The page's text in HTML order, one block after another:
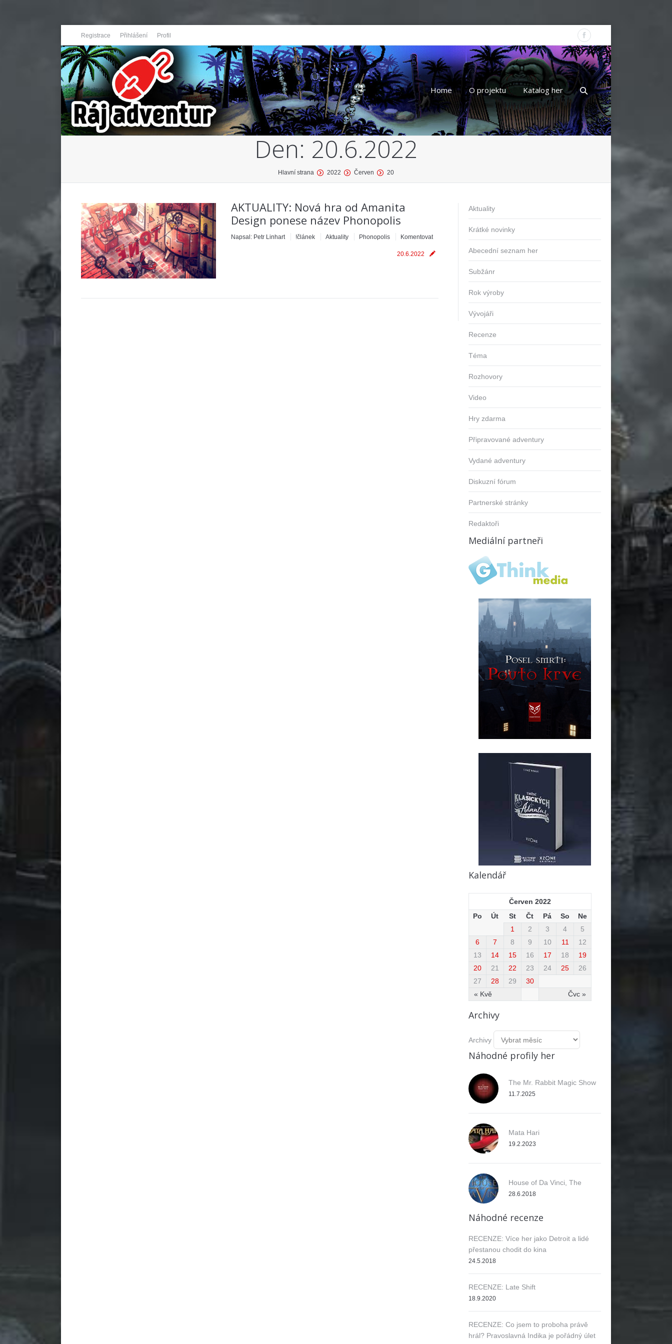
Registrace Přihlášení Profil
Home O projektu Katalog her
Den: 20.6.2022
Hlavní strana 2022 Červen 20
AKTUALITY: Nová hra od Amanita
Design ponese název Phonopolis
Napsal: Petr Linhart !článek Aktuality Phonopolis Komentovat
20.6.2022
Aktuality
Krátké novinky
Abecední seznam her
Subžánr
Rok výroby
Vývojáři
Recenze
Téma
Rozhovory
Video
Hry zdarma
Připravované adventury
Vydané adventury
Diskuzní fórum
Partnerské stránky
Redaktoři
Mediální partneři
Kalendář
Červen 2022
Po
Út St Čt Pá So Ne
« Kvě Čvc »
1 2 3 4
5
6
7 8 9 10 11
12
13
14 15 16 17 18
19
20
21 22 23 24 25
26
27
28 29 30
Archivy
Archivy
Náhodné profily her
The Mr. Rabbit Magic Show
11.7.2025
Mata Hari
19.2.2023
House of Da Vinci, The
28.6.2018
Náhodné recenze
RECENZE: Více her jako Detroit a lidé
přestanou chodit do kina
24.5.2018
RECENZE: Late Shift
18.9.2020
RECENZE: Co jsem to proboha právě
hrál? Pravoslavná Indika je pořádný úlet